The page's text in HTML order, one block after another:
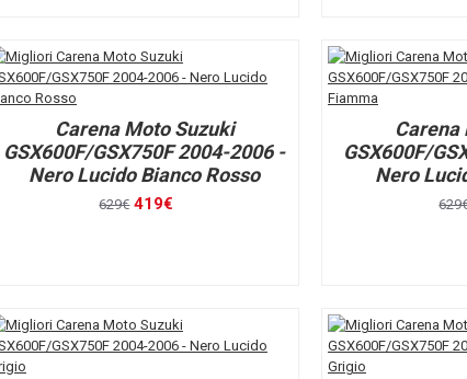
Carena Moto Suzuki
GSX600F/GSX750F 2004-2006 -
Nero Lucido Bianco Rosso
629€ 419€
Carena
GSX600F/
Nero